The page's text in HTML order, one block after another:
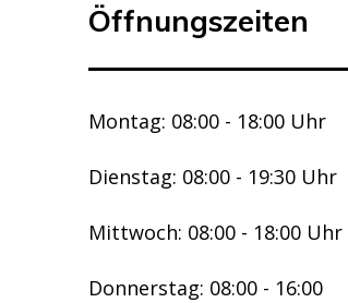
Öffnungszeiten
Montag: 08:00 - 18:00 Uhr
Dienstag: 08:00 - 19:30 Uhr
Mittwoch: 08:00 - 18:00 Uhr
Donnerstag: 08:00 - 16:00